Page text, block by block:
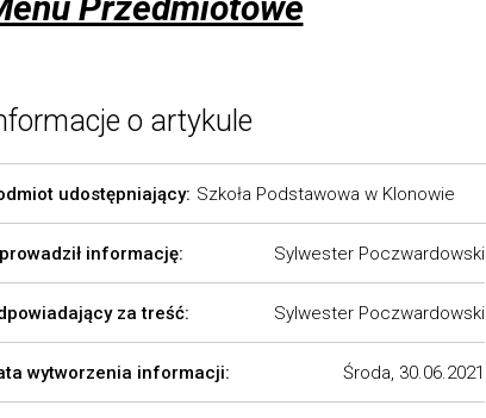
o artykule
udostępniający: Szkoła Podstawowa w Klonowie
informację: Sylwester Poczwardowski
za treść: Sylwester Poczwardowski
wytworzenia informacji: Środa, 30.06.2021